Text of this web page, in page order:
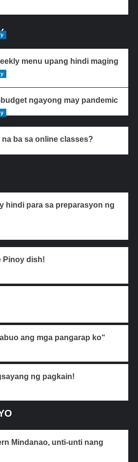
menu upang hindi maging
ngayong may pandemic
na ba sa online classes?
hindi para sa preparasyon ng
Pinoy dish!
ang mga pangarap ko“
ng pagkain!
Mindanao, unti-unti nang